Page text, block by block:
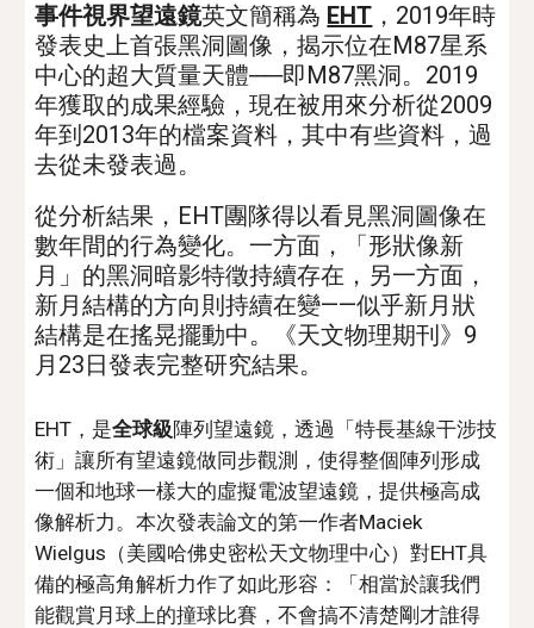
事件視界望遠鏡英文簡稱為 EHT ， 2019年時
發表史上首張黑洞圖像，揭示位在M87星系
中心的超大質量天體──即M87黑洞。2019
年獲取的成果經驗，現在被用來分析從2009
年到2013年的檔案資料，其中有些資料 ，過
去從未發表過。
從分析結果，EHT團隊得以看見黑洞圖像在
數年間的行為變化。 一方面，「形狀像新
月」的黑洞暗影特徵持續存在， 另一方面 ，
新月結構的方向 則持續在變——似乎新月狀
結構是在搖晃擺動中。《天文物理期刊》9
月23日發表完整研究結果。
EHT，是全球級陣列望遠鏡，透過「特長基線干涉技
術」讓所有望遠鏡做同步觀測，使得整個陣列形成
一個和地球一樣大的虛擬電波望遠鏡，提供極高成
像解析力。本次發表論文的第一作者Maciek
Wielgus（美國哈佛史密松天文物理中心）對EHT具
備的極高角解析力作了如此形容：「相當於讓我們
能觀賞月球上的撞球比賽，不會搞不清楚剛才誰得